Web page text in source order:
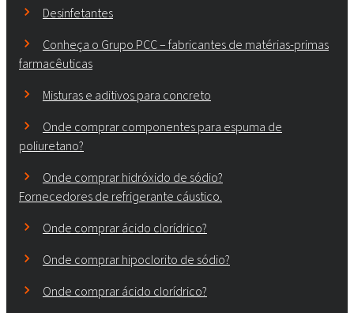
Desinfetantes
Conheça o Grupo PCC – fabricantes de matérias-primas
farmacêuticas
Misturas e aditivos para concreto
Onde comprar componentes para espuma de
poliuretano?
Onde comprar hidróxido de sódio?
Fornecedores de refrigerante cáustico.
Onde comprar ácido clorídrico?
Onde comprar hipoclorito de sódio?
Onde comprar ácido clorídrico?